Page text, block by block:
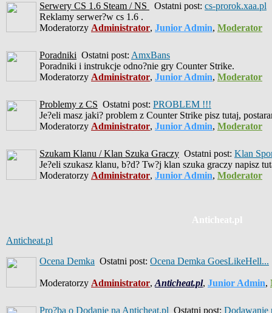
Serwery CS 1.6 Steam / NS Ostatni post: cs-prorok.xaa.pl
Reklamy serwer?w cs 1.6 .
Moderatorzy Administrator, Junior Admin, Moderator
Poradniki Ostatni post: AmxBans
Poradniki i instrukcje odno?nie gry Counter Strike.
Moderatorzy Administrator, Junior Admin, Moderator
Problemy z CS Ostatni post: PROBLEM !!!
Je?eli masz jaki? problem z Counter Strike pisz tutaj,
Moderatorzy Administrator, Junior Admin, Moderator
Szukam Klanu / Klan Szuka Graczy Ostatni post: Klan
Je?eli szukasz klanu, b?d? Tw?j klan szuka graczy napisz
Moderatorzy Administrator, Junior Admin, Moderator
Anticheat.pl
Anticheat.pl
Ocena Demka Ostatni post: Ocena Demka GoesLikeHell...
Moderatorzy Administrator, Anticheat.pl, Junior Admin,
Pro?ba o Dodanie na Anticheat.pl Ostatni post: Dodawanie